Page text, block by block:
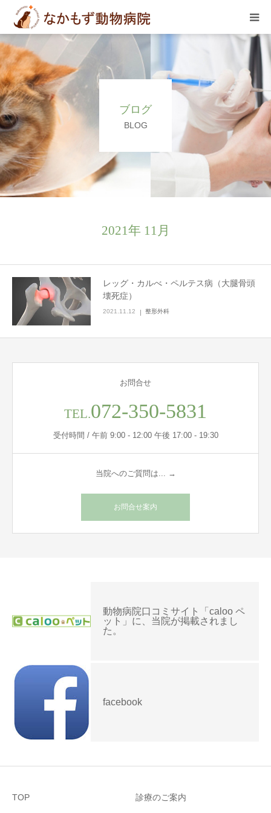
ブログ
BLOG
2021年 11月
レッグ・カルべ・ペルテス病（大腿骨頭
壊死症）
2021.11.12 整形外科
お問合せ
TEL.072-350-5831
受付時間 / 午前 9:00 - 12:00 午後 17:00 - 19:30
当院へのご質問は... →
お問合せ案内
動物病院口コミサイト「caloo ペ
ット」に、当院が掲載されまし
た。
facebook
TOP 診療のご案内
診療のご案内
スケジュール
スタッフ
院内の様子